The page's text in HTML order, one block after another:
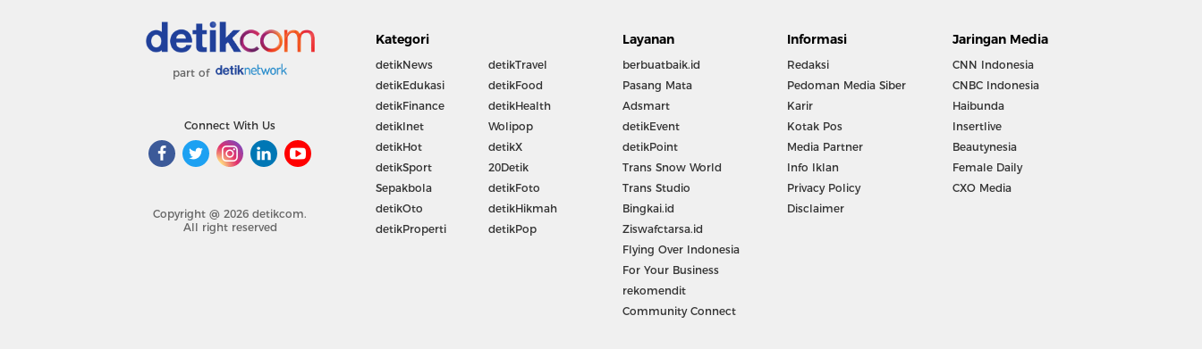
part of
Connect With Us
Copyright @ 2026 detikcom.
All right reserved
Kategori
detikNews
detikEdukasi
detikFinance
detikInet
detikHot
detikSport
Sepakbola
detikOto
detikProperti
detikTravel
detikFood
detikHealth
Wolipop
detikX
20Detik
detikFoto
detikHikmah
detikPop
Layanan
berbuatbaik.id
Pasang Mata
Adsmart
detikEvent
detikPoint
Trans Snow World
Trans Studio
Bingkai.id
Ziswafctarsa.id
Flying Over Indonesia
For Your Business
rekomendit
Community Connect
Informasi
Redaksi
Pedoman Media Siber
Karir
Kotak Pos
Media Partner
Info Iklan
Privacy Policy
Disclaimer
Jaringan Media
CNN Indonesia
CNBC Indonesia
Haibunda
Insertlive
Beautynesia
Female Daily
CXO Media